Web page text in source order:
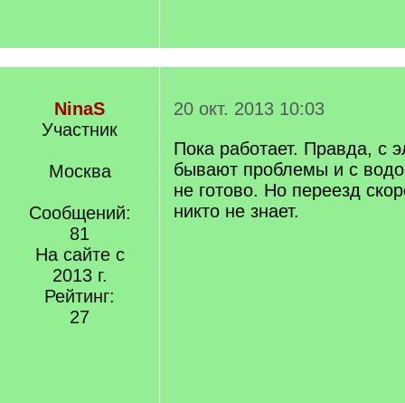
NinaS
Участник
Москва
Сообщений:
81
На сайте с
2013 г.
Рейтинг:
27
20 окт. 2013 10:03
Пока работает. Правда, с
бывают проблемы и с
не готово. Но переезд
никто не знает.